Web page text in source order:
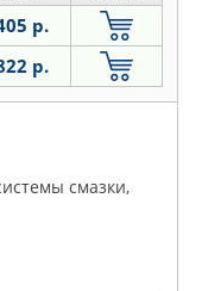
р.
р.
смазки,